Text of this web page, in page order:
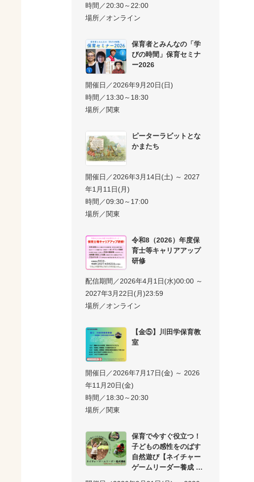
時間／20:30～22:00
場所／オンライン
保育者とみんなの「学
びの時間」保育セミナ
ー2026
開催日／2026年9月20日(日)
時間／13:30～18:30
場所／関東
ピーターラビットとな
かまたち
開催日／2026年3月14日(土) ～ 2027
年1月11日(月)
時間／09:30～17:00
場所／関東
令和8（2026）年度保
育士等キャリアアップ
研修
配信期間／2026年4月1日(水)00:00 ～
2027年3月22日(月)23:59
場所／オンライン
【金⑤】川田学保育教
室
開催日／2026年7月17日(金) ～ 2026
年11月20日(金)
時間／18:30～20:30
場所／関東
保育で今すぐ役立つ！
子どもの感性をのばす
自然遊び【ネイチャー
ゲームリーダー養成